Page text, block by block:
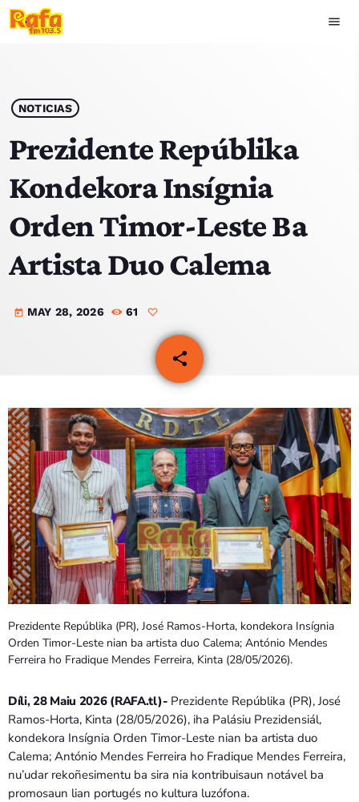
menu
play_arrow OUVIR RAFA
HOME
NOTISIA
EKIPA
TOP 15
VÍDEO SIRA
EVENTU SIRA
KONTAKTU SIRA
TÉTUM keyboard_arrow_down
TÉTUM
PORTUGUÊS
PRÓXIMOS PROGRAMAS
Bom dia RAFA
7:00 AM - 9:00 AM
Bom dia RAFA
7:00 AM - 10:00 AM
NOTICIAS
Prezidente Repúblika
Kondekora Insígnia
Orden Timor-Leste Ba
Artista Duo Calema
today MAY 28, 2026 61
share
email
Prezidente Repúblika (PR), José Ramos-Horta, kondekora Insígnia
Orden Timor-Leste nian ba artista duo Calema; António Mendes
Ferreira ho Fradique Mendes Ferreira, Kinta (28/05/2026).
Díli, 28 Maiu 2026 (RAFA.tl)- Prezidente Repúblika (PR), José
Ramos-Horta, Kinta (28/05/2026), iha Palásiu Prezidensiál,
kondekora Insígnia Orden Timor-Leste nian ba artista duo
Calema; António Mendes Ferreira ho Fradique Mendes Ferreira,
nu’udar rekoñesimentu ba sira nia kontribuisaun notável ba
promosaun lian portugés no kultura luzófona.